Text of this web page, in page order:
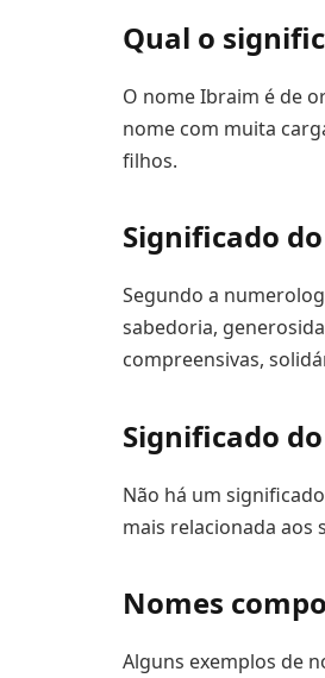
Qual o
O nome Ibraim é de
nome com muita
filhos.
Significado
Segundo a
sabedoria,
compreensivas,
Significado
Não há um
mais relacionada aos
Nomes
Alguns exemplos de